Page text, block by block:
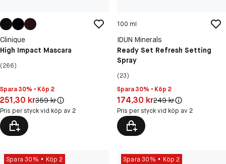
Clinique
High Impact Mascara
(266)
Spara 30% • Köp 2
Pris: 251,30 kr
251,30 krOriginal pris:
359 kr
Pris per styck vid köp av 2
100 ml
IDUN Minerals
Ready Set Refresh Setting
Spray
(23)
Spara 30% • Köp 2
Pris: 174,30 kr
174,30 krOriginal pris:
249 kr
Pris per styck vid köp av 2
Spara 30% Köp 2 Spara 30% Köp 2